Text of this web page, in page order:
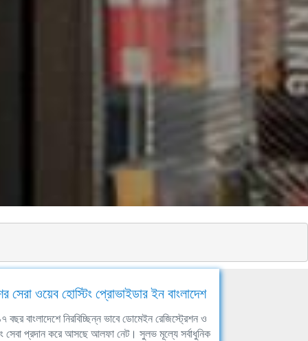
সেরা ওয়েব হোস্টিং প্রোভাইডার ইন বাংলাদেশ
বছর বাংলাদেশে নিরবিচ্ছিন্ন ভাবে ডোমেইন রেজিস্ট্রেশন ও
সেবা প্রদান করে আসছে আলফা নেট। সুলভ মূল্যে সর্বাধুনিক